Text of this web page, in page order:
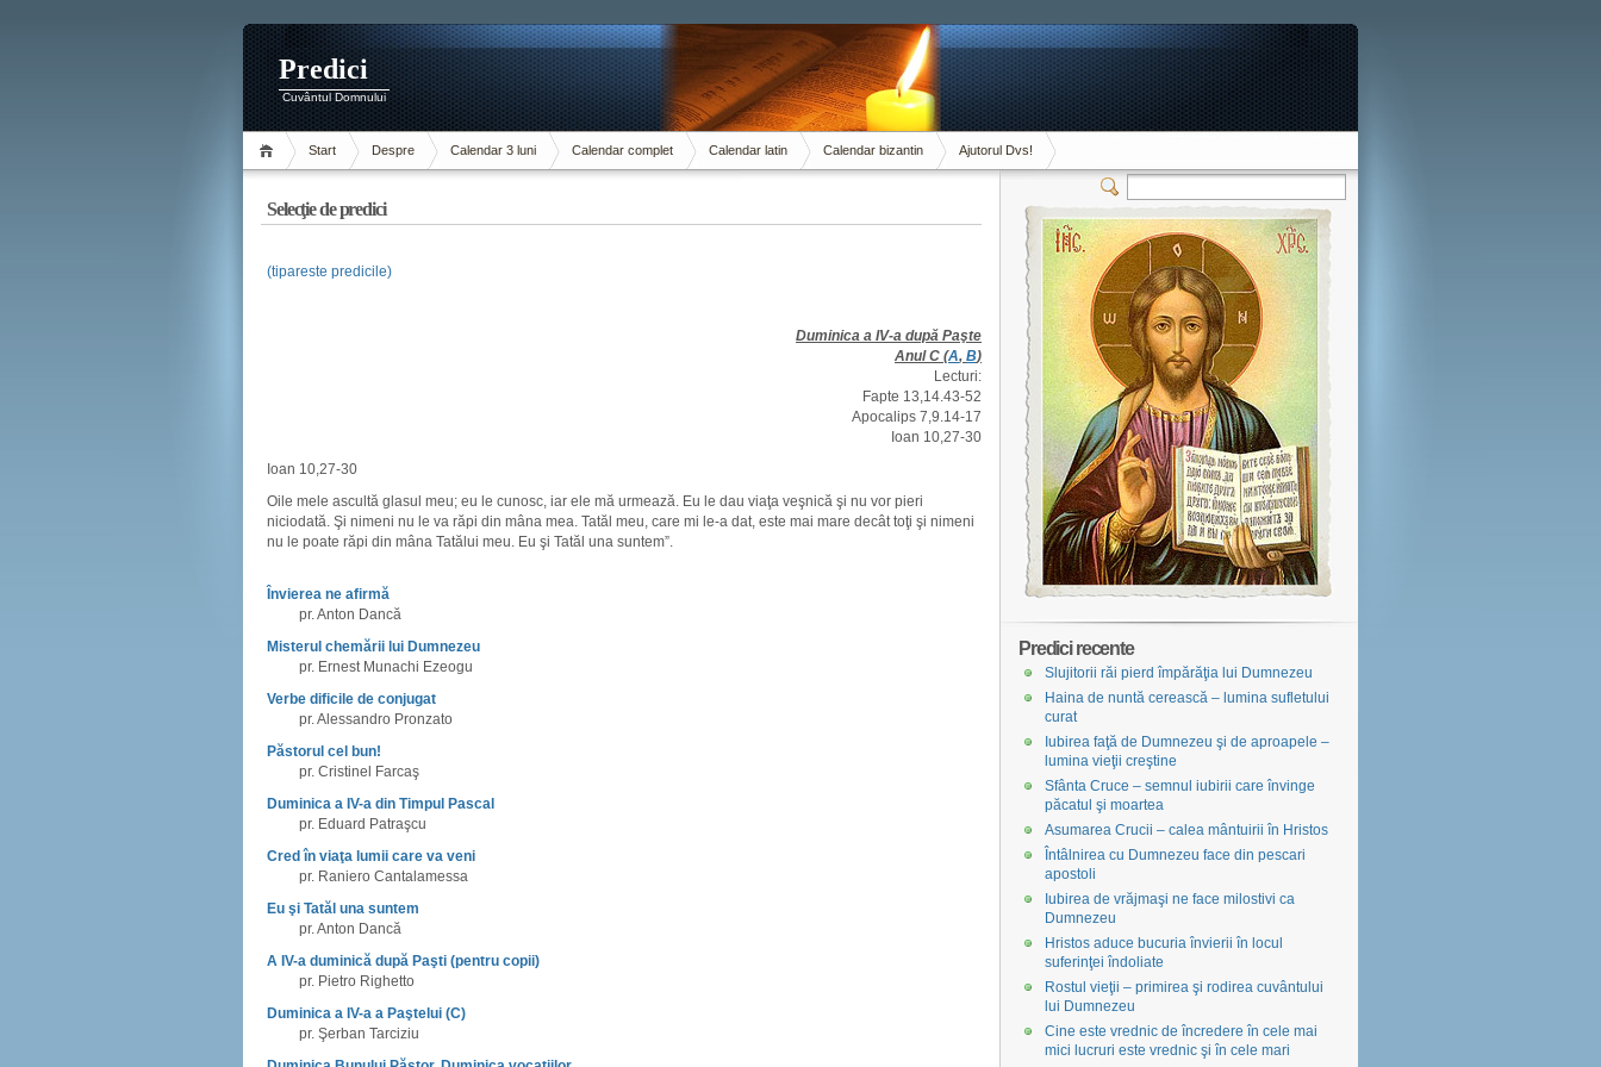
Predici
Cuvântul Domnului
Start Despre Calendar 3 luni Calendar complet Calendar latin Calendar bizantin Ajutorul Dvs!
Selecţie de predici
(tipareste predicile)
Duminica a IV-a după Paşte
Anul C (A, B)
Lecturi:
Fapte 13,14.43-52
Apocalips 7,9.14-17
Ioan 10,27-30
Ioan 10,27-30
Oile mele ascultă glasul meu; eu le cunosc, iar ele mă urmează. Eu le dau viaţa veşnică şi nu vor pieri
niciodată. Şi nimeni nu le va răpi din mâna mea. Tatăl meu, care mi le-a dat, este mai mare decât toţi şi nimeni
nu le poate răpi din mâna Tatălui meu. Eu şi Tatăl una suntem”.
Învierea ne afirmă
pr. Anton Dancă
Misterul chemării lui Dumnezeu
pr. Ernest Munachi Ezeogu
Verbe dificile de conjugat
pr. Alessandro Pronzato
Păstorul cel bun!
pr. Cristinel Farcaş
Duminica a IV-a din Timpul Pascal
pr. Eduard Patraşcu
Cred în viaţa lumii care va veni
pr. Raniero Cantalamessa
Eu şi Tatăl una suntem
pr. Anton Dancă
A IV-a duminică după Paşti (pentru copii)
pr. Pietro Righetto
Duminica a IV-a a Paştelui (C)
pr. Şerban Tarciziu
Predici recente
Slujitorii răi pierd împărăţia lui Dumnezeu
Haina de nuntă cerească – lumina sufletului
curat
Iubirea faţă de Dumnezeu şi de aproapele –
lumina vieţii creştine
Sfânta Cruce – semnul iubirii care învinge
păcatul şi moartea
Asumarea Crucii – calea mântuirii în Hristos
Întâlnirea cu Dumnezeu face din pescari
apostoli
Iubirea de vrăjmaşi ne face milostivi ca
Dumnezeu
Hristos aduce bucuria învierii în locul
suferinţei îndoliate
Rostul vieţii – primirea şi rodirea cuvântului
lui Dumnezeu
Cine este vrednic de încredere în cele mai
mici lucruri este vrednic şi în cele mari